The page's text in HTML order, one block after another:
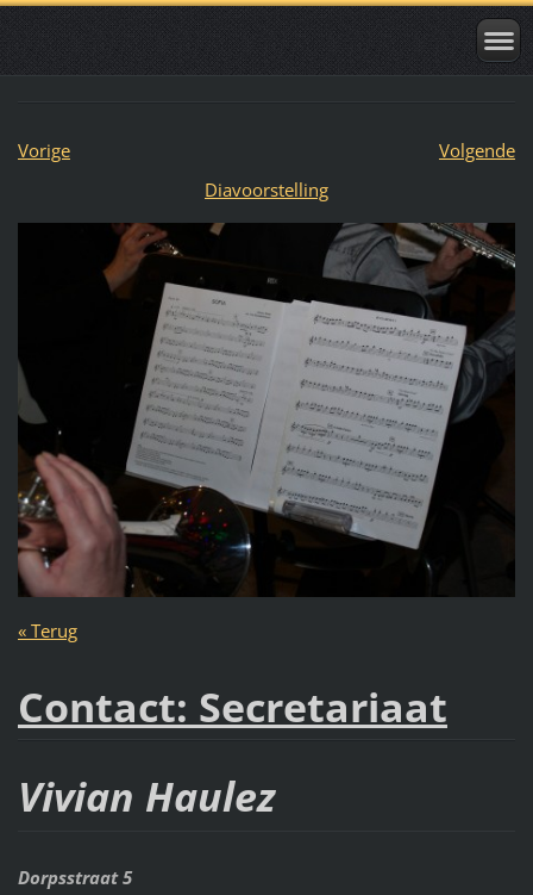
Vorige
Volgende
Diavoorstelling
« Terug
Contact: Secretariaat
Vivian Haulez
Dorpsstraat 5